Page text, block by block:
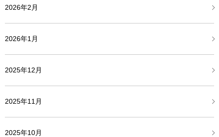
2026年2月
2026年1月
2025年12月
2025年11月
2025年10月